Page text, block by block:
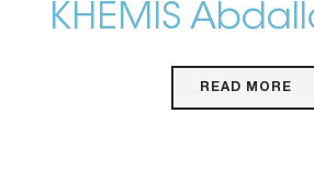
KHEMIS
READ MORE